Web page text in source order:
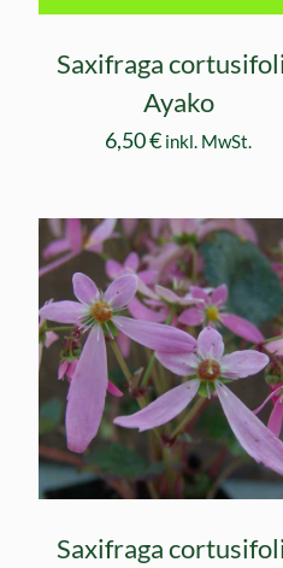
Saxifraga
Ayako
6,50€ inkl. MwSt.
Saxifraga